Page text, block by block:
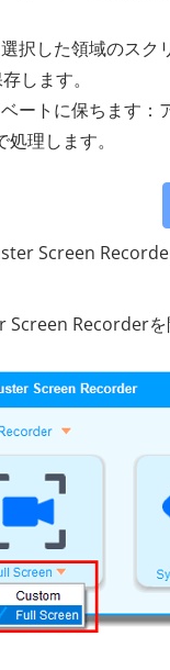
択した領域のスク
します。
ートに保ちます：
理します。
Screen
Recorderを